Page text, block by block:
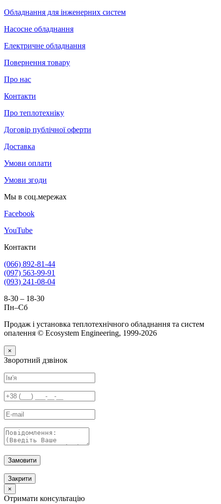
Обладнання для інженерних систем
Насосне обладнання
Електричне обладнання
Повернення товару
Про нас
Контакти
Про теплотехніку
Договір публічної оферти
Доставка
Умови оплати
Умови згоди
Мы в соц.мережах
Facebook
YouTube
Контакти
(066) 892-81-44
(097) 563-99-91
(093) 241-08-04
8-30 – 18-30
Пн–Сб
Продаж і установка теплотехнічного обладнання та систем
опалення © Ecosystem Engineering, 1999-2026
×
Зворотний дзвінок
Замовити
Закрити
×
Отримати консультацію